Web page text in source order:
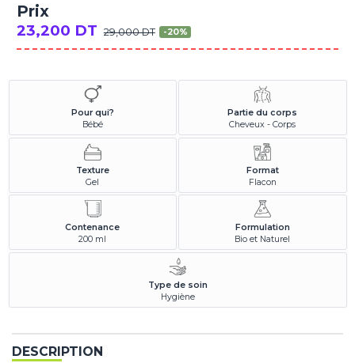
Prix
23,200 DT 29,000 DT -20%
Pour qui?
Bébé
Partie du corps
Cheveux - Corps
Texture
Gel
Format
Flacon
Contenance
200 ml
Formulation
Bio et Naturel
Type de soin
Hygiène
DESCRIPTION